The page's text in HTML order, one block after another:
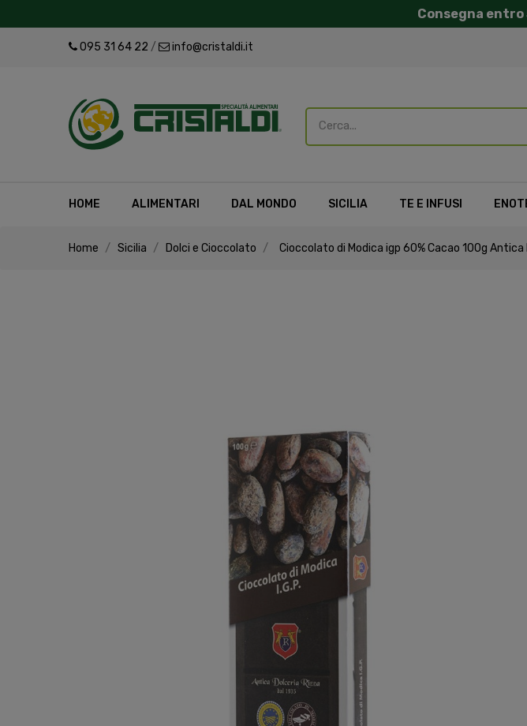
Consegna
095 31 64 22 / info@cristaldi.it
HOME ALIMENTARI DAL MONDO SICILIA TE E INFUSI
Home Sicilia Dolci e Cioccolato Cioccolato di Modica igp 60% Cacao 100g Antica